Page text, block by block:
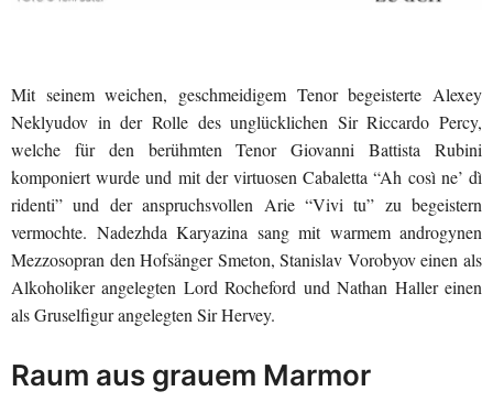
Mit seinem weichen, geschmeidigem Tenor begeisterte Alexey
Neklyudov in der Rolle des unglücklichen Sir Riccardo Percy,
welche für den berühmten Tenor Giovanni Battista Rubini
komponiert wurde und mit der virtuosen Cabaletta “Ah così ne’ dì
ridenti” und der anspruchsvollen Arie “Vivi tu” zu begeistern
vermochte. Nadezhda Karyazina sang mit warmem androgynen
Mezzosopran den Hofsänger Smeton, Stanislav Vorobyov einen als
Alkoholiker angelegten Lord Rocheford und Nathan Haller einen
als Gruselfigur angelegten Sir Hervey.
Raum aus grauem Marmor